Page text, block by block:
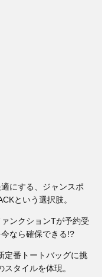
にする、ジャンスポ
という選択肢。
ンクションTが予約受
なら確保できる!?
定番トートバッグに挑
タイルを体現。